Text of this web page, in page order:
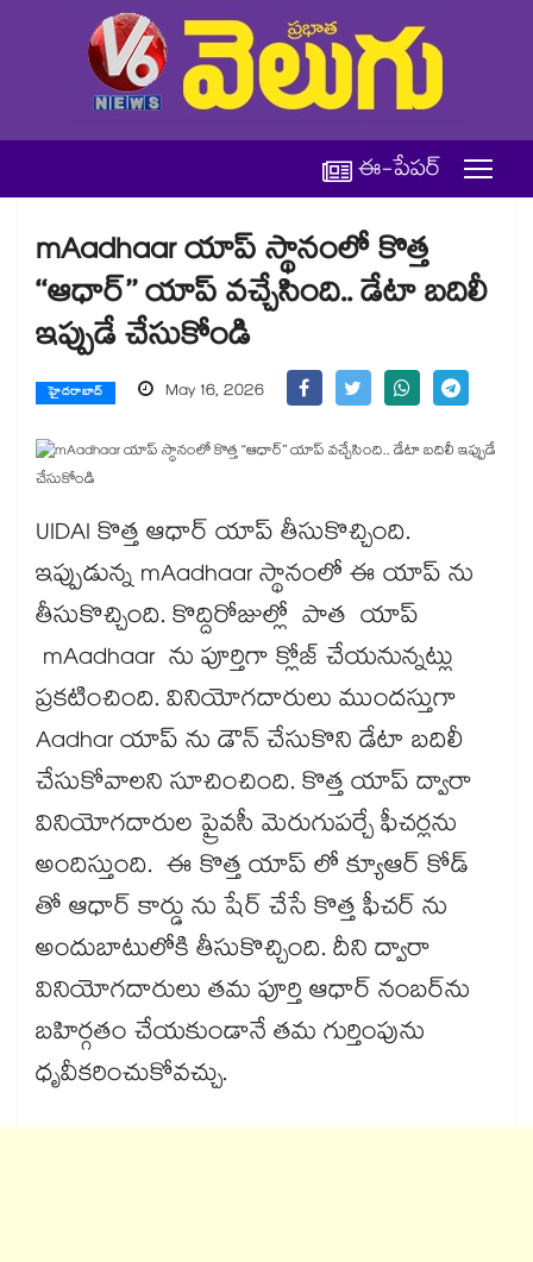
ఈ-పేపర్
mAadhaar యాప్ స్థానంలో కొత్త
‘‘ఆధార్’’ యాప్ వచ్చేసింది.. డేటా బదిలీ
ఇప్పుడే చేసుకోండి
హైదరాబాద్ May 16, 2026
UIDAI కొత్త ఆధార్ యాప్ తీసుకొచ్చింది.
ఇప్పుడున్న mAadhaar స్థానంలో ఈ యాప్ ను
తీసుకొచ్చింది. కొద్దిరోజుల్లో పాత యాప్
mAadhaar ను పూర్తిగా క్లోజ్ చేయనున్నట్లు
ప్రకటించింది. వినియోగదారులు ముందస్తుగా
Aadhar యాప్ ను డౌన్ చేసుకొని డేటా బదిలీ
చేసుకోవాలని సూచించింది. కొత్త యాప్ ద్వారా
వినియోగదారుల ప్రైవసీ మెరుగుపర్చే ఫీచర్లను
అందిస్తుంది. ఈ కొత్త యాప్ లో క్యూఆర్ కోడ్
తో ఆధార్ కార్డు ను షేర్ చేసే కొత్త ఫీచర్ ను
అందుబాటులోకి తీసుకొచ్చింది. దీని ద్వారా
వినియోగదారులు తమ పూర్తి ఆధార్ నంబర్‌ను
బహిర్గతం చేయకుండానే తమ గుర్తింపును
ధృవీకరించుకోవచ్చు.